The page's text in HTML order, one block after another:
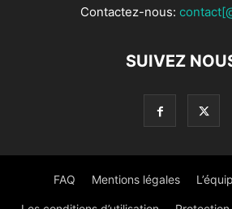
Contactez-nous:
SUIVEZ
FAQ Mentions légales